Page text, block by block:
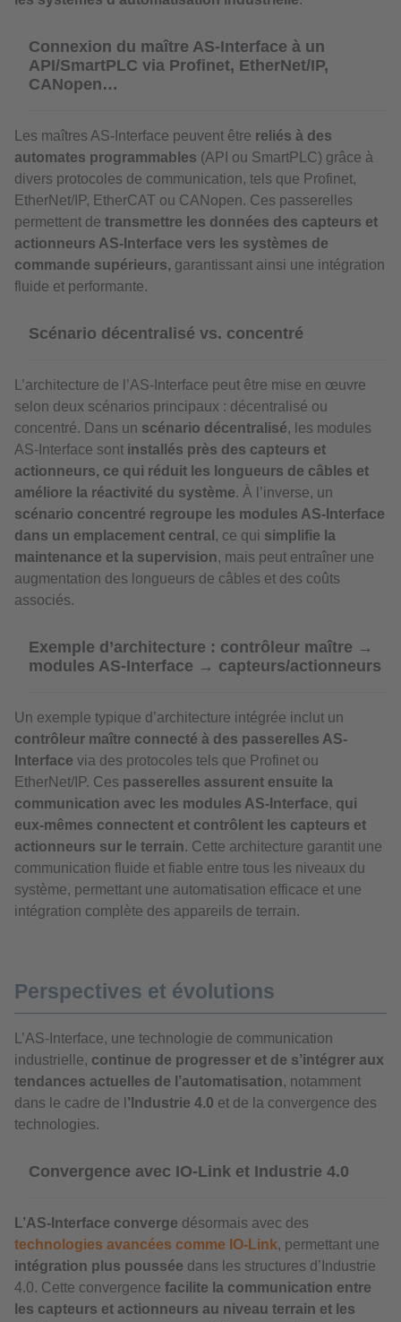
Connexion du maître AS-Interface à un
API/SmartPLC via Profinet, EtherNet/IP,
CANopen…
Les maîtres AS-Interface peuvent être reliés à des
automates programmables (API ou SmartPLC) grâce à
divers protocoles de communication, tels que Profinet,
EtherNet/IP, EtherCAT ou CANopen. Ces passerelles
permettent de transmettre les données des capteurs et
actionneurs AS-Interface vers les systèmes de
commande supérieurs, garantissant ainsi une intégration
fluide et performante.
Scénario décentralisé vs. concentré
L’architecture de l’AS-Interface peut être mise en œuvre
selon deux scénarios principaux : décentralisé ou
concentré. Dans un scénario décentralisé, les modules
AS-Interface sont installés près des capteurs et
actionneurs, ce qui réduit les longueurs de câbles et
améliore la réactivité du système. À l’inverse, un
scénario concentré regroupe les modules AS-Interface
dans un emplacement central , ce qui simplifie la
maintenance et la supervision, mais peut entraîner une
augmentation des longueurs de câbles et des coûts
associés.
Exemple d’architecture : contrôleur maître →
modules AS-Interface → capteurs/actionneurs
Un exemple typique d’architecture intégrée inclut un
contrôleur maître connecté à des passerelles AS-
Interface via des protocoles tels que Profinet ou
EtherNet/IP. Ces passerelles assurent ensuite la
communication avec les modules AS-Interface, qui
eux-mêmes connectent et contrôlent les capteurs et
actionneurs sur le terrain. Cette architecture garantit une
communication fluide et fiable entre tous les niveaux du
système, permettant une automatisation efficace et une
intégration complète des appareils de terrain.
Perspectives et évolutions
L’AS-Interface, une technologie de communication
industrielle, continue de progresser et de s’intégrer aux
tendances actuelles de l’automatisation, notamment
dans le cadre de l ’Industrie 4.0 et de la convergence des
technologies.
Convergence avec IO-Link et Industrie 4.0
L’AS-Interface converge désormais avec des
technologies avancées comme IO-Link, permettant une
intégration plus poussée dans les structures d’Industrie
4.0. Cette convergence facilite la communication entre
les capteurs et actionneurs au niveau terrain et les